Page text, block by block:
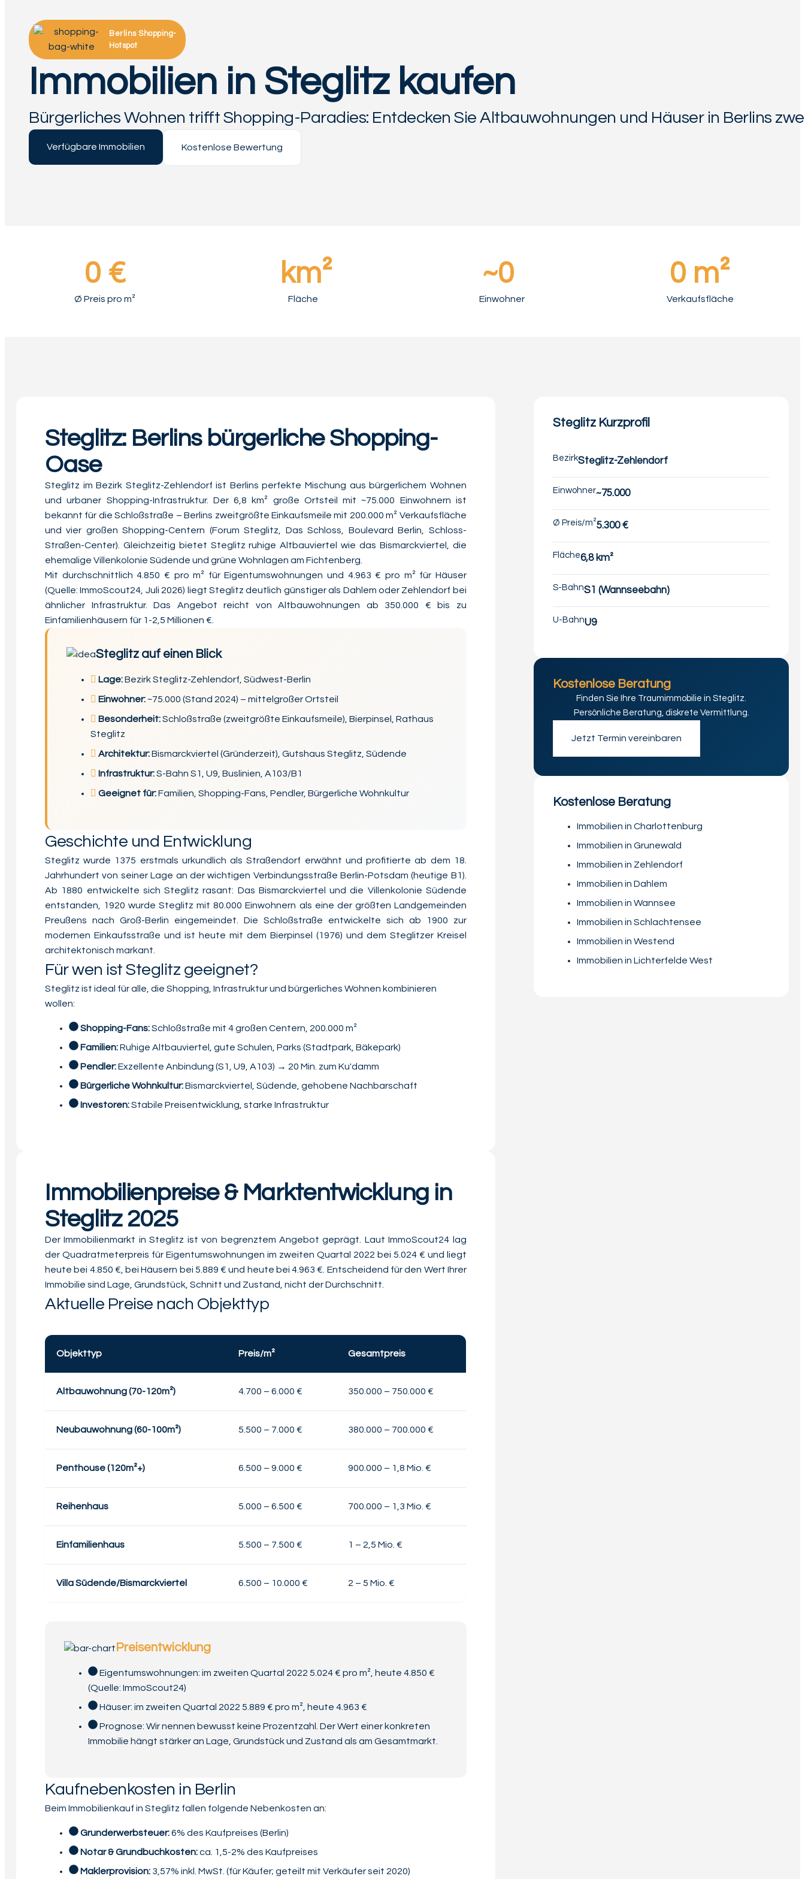
Berlins Shopping-
Hotspot
Immobilien in Steglitz kaufen
Bürgerliches Wohnen trifft Shopping-Paradies: Entdecken Sie Altbauwohnungen und Häuser in Berlins
Verfügbare Immobilien Kostenlose Bewertung
Ø Preis pro m²
0 €
Fläche
km²
Einwohner
~0
Verkaufsfläche
0 m²
Steglitz: Berlins bürgerliche Shopping-
Oase
Steglitz im Bezirk Steglitz-Zehlendorf ist Berlins perfekte Mischung aus bürgerlichem Wohnen
und urbaner Shopping-Infrastruktur. Der 6,8 km² große Ortsteil mit ~75.000 Einwohnern ist
bekannt für die Schloßstraße – Berlins zweitgrößte Einkaufsmeile mit 200.000 m² Verkaufsfläche
und vier großen Shopping-Centern (Forum Steglitz, Das Schloss, Boulevard Berlin, Schloss-
Straßen-Center). Gleichzeitig bietet Steglitz ruhige Altbauviertel wie das Bismarckviertel, die
ehemalige Villenkolonie Südende und grüne Wohnlagen am Fichtenberg.
Mit durchschnittlich 4.850 € pro m² für Eigentumswohnungen und 4.963 € pro m² für Häuser
(Quelle: ImmoScout24, Juli 2026) liegt Steglitz deutlich günstiger als Dahlem oder Zehlendorf bei
ähnlicher Infrastruktur. Das Angebot reicht von Altbauwohnungen ab 350.000 € bis zu
Einfamilienhäusern für 1-2,5 Millionen €.
Steglitz auf einen Blick
Lage:Bezirk Steglitz-Zehlendorf, Südwest-Berlin
Einwohner:~75.000 (Stand 2024) – mittelgroßer Ortsteil
Besonderheit:Schloßstraße (zweitgrößte Einkaufsmeile), Bierpinsel, Rathaus
Steglitz
Architektur:Bismarckviertel (Gründerzeit), Gutshaus Steglitz, Südende
Infrastruktur:S-Bahn S1, U9, Buslinien, A103/B1
Geeignet für:Familien, Shopping-Fans, Pendler, Bürgerliche Wohnkultur
Geschichte und Entwicklung
Steglitz wurde 1375 erstmals urkundlich als Straßendorf erwähnt und profitierte ab dem 18.
Jahrhundert von seiner Lage an der wichtigen Verbindungsstraße Berlin-Potsdam (heutige B1).
Ab 1880 entwickelte sich Steglitz rasant: Das Bismarckviertel und die Villenkolonie Südende
entstanden, 1920 wurde Steglitz mit 80.000 Einwohnern als eine der größten Landgemeinden
Preußens nach Groß-Berlin eingemeindet. Die Schloßstraße entwickelte sich ab 1900 zur
modernen Einkaufsstraße und ist heute mit dem Bierpinsel (1976) und dem Steglitzer Kreisel
architektonisch markant.
Für wen ist Steglitz geeignet?
Steglitz ist ideal für alle, die Shopping, Infrastruktur und bürgerliches Wohnen kombinieren
wollen:
Shopping-Fans:Schloßstraße mit 4 großen Centern, 200.000 m²
Familien:Ruhige Altbauviertel, gute Schulen, Parks (Stadtpark, Bäkepark)
Pendler:Exzellente Anbindung (S1, U9, A103) → 20 Min. zum Ku'damm
Bürgerliche Wohnkultur:Bismarckviertel, Südende, gehobene Nachbarschaft
Investoren:Stabile Preisentwicklung, starke Infrastruktur
Immobilienpreise & Marktentwicklung in
Steglitz 2025
Der Immobilienmarkt in Steglitz ist von begrenztem Angebot geprägt. Laut ImmoScout24 lag
der Quadratmeterpreis für Eigentumswohnungen im zweiten Quartal 2022 bei 5.024 € und liegt
heute bei 4.850 €, bei Häusern bei 5.889 € und heute bei 4.963 €. Entscheidend für den Wert Ihrer
Immobilie sind Lage, Grundstück, Schnitt und Zustand, nicht der Durchschnitt.
Aktuelle Preise nach Objekttyp
Objekttyp Preis/m² Gesamtpreis
Altbauwohnung (70-120m²) 4.700 – 6.000 € 350.000 – 750.000 €
Neubauwohnung (60-100m²) 5.500 – 7.000 € 380.000 – 700.000 €
Penthouse (120m²+) 6.500 – 9.000 € 900.000 – 1,8 Mio. €
Reihenhaus 5.000 – 6.500 € 700.000 – 1,3 Mio. €
Einfamilienhaus 5.500 – 7.500 € 1 – 2,5 Mio. €
Villa Südende/Bismarckviertel 6.500 – 10.000 € 2 – 5 Mio. €
Preisentwicklung
Eigentumswohnungen: im zweiten Quartal 2022 5.024 € pro m², heute 4.850 €
(Quelle: ImmoScout24)
Häuser: im zweiten Quartal 2022 5.889 € pro m², heute 4.963 €
Prognose: Wir nennen bewusst keine Prozentzahl. Der Wert einer konkreten
Immobilie hängt stärker an Lage, Grundstück und Zustand als am Gesamtmarkt.
Kaufnebenkosten in Berlin
Beim Immobilienkauf in Steglitz fallen folgende Nebenkosten an:
Grunderwerbsteuer:6% des Kaufpreises (Berlin)
Notar & Grundbuchkosten:ca. 1,5-2% des Kaufpreises
Maklerprovision: 3,57% inkl. MwSt. (für Käufer; geteilt mit Verkäufer seit 2020)
Steglitz Kurzprofil
BezirkSteglitz-Zehlendorf
Einwohner~75.000
Ø Preis/m²5.300 €
Fläche6,8 km²
S-BahnS1 (Wannseebahn)
U-BahnU9
Kostenlose Beratung
Finden Sie Ihre Traumimmobilie in Steglitz.
Persönliche Beratung, diskrete Vermittlung.
Jetzt Termin vereinbaren
Kostenlose Beratung
Immobilien in Charlottenburg
Immobilien in Grunewald
Immobilien in Zehlendorf
Immobilien in Dahlem
Immobilien in Wannsee
Immobilien in Schlachtensee
Immobilien in Westend
Immobilien in Lichterfelde West